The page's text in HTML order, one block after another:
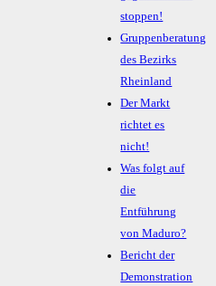
stoppen!
Gruppenberatung
des Bezirks
Rheinland
Der Markt
richtet es
nicht!
Was folgt auf
die
Entführung
von Maduro?
Bericht der
Demonstration